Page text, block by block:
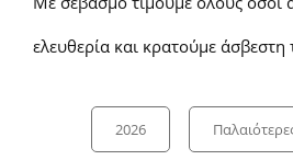
ελευθερία και κρατούμε άσβεστη
Categories
2026